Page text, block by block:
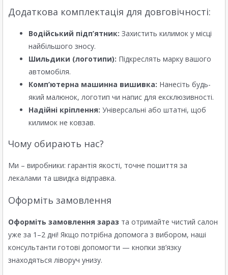
Додаткова комплектація для довговічності:
Водійський підп’ятник: Захистить килимок у місці
найбільшого зносу.
Шильдики (логотипи): Підкреслять марку вашого
автомобіля.
Комп’ютерна машинна вишивка: Нанесіть будь-
який малюнок, логотип чи напис для ексклюзивності.
Надійні кріплення: Універсальні або штатні, щоб
килимок не ковзав.
Чому обирають нас?
Ми – виробники: гарантія якості, точне пошиття за
лекалами та швидка відправка.
Оформіть замовлення
Оформіть замовлення зараз та отримайте чистий салон
уже за 1–2 дні! Якщо потрібна допомога з вибором, наші
консультанти готові допомогти — кнопки зв’язку
знаходяться ліворуч унизу.